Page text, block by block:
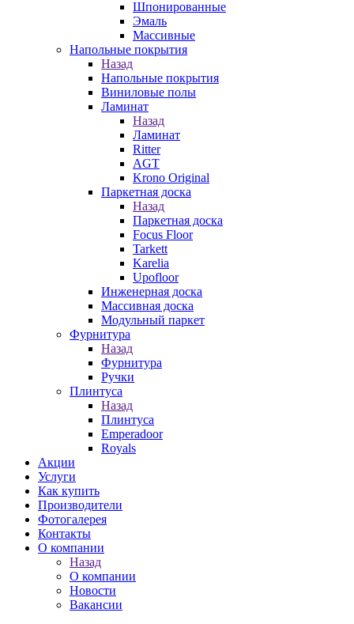
Шпонированные
Эмаль
Массивные
Напольные покрытия
Назад
Напольные покрытия
Виниловые полы
Ламинат
Назад
Ламинат
Ritter
AGT
Krono Original
Паркетная доска
Назад
Паркетная доска
Focus Floor
Tarkett
Karelia
Upofloor
Инженерная доска
Массивная доска
Модульный паркет
Фурнитура
Назад
Фурнитура
Ручки
Плинтуса
Назад
Плинтуса
Emperadoor
Royals
Акции
Услуги
Как купить
Производители
Фотогалерея
Контакты
О компании
Назад
О компании
Новости
Вакансии